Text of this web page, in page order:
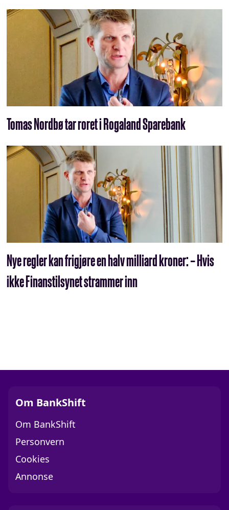
Tomas Nordbø tar roret i Rogaland Sparebank
Nye regler kan frigjøre en halv milliard kroner: – Hvis
ikke Finanstilsynet strammer inn
Om BankShift
Om BankShift
Personvern
Cookies
Annonse